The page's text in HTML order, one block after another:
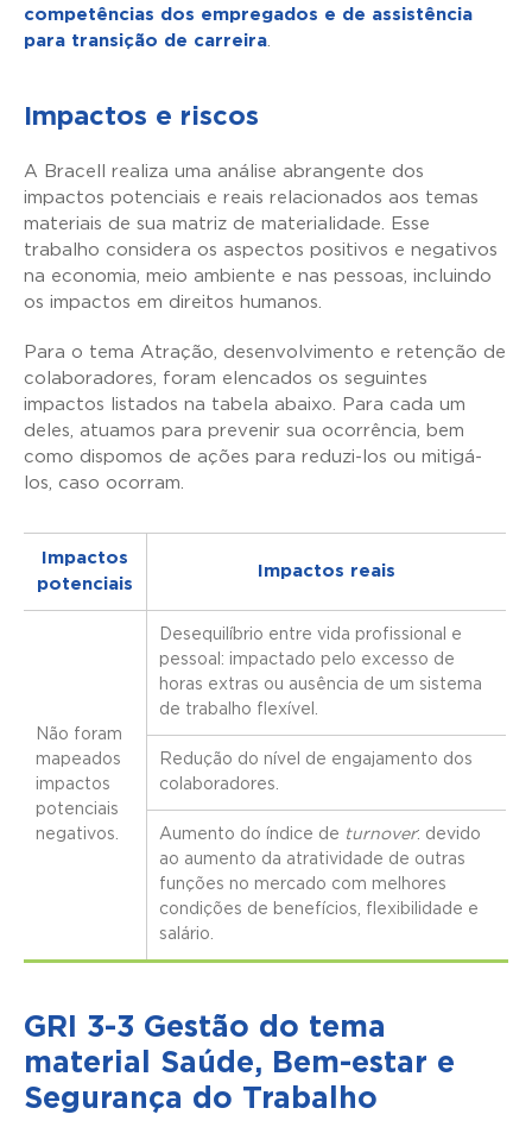
competências dos empregados e de assistência
para transição de carreira
Impactos e riscos
A Bracell realiza uma análise abrangente dos
impactos potenciais e reais relacionados aos temas
materiais de sua matriz de materialidade. Esse
trabalho considera os aspectos positivos e negativos
na economia, meio ambiente e nas pessoas, incluindo
os impactos em direitos humanos.
Para o tema Atração, desenvolvimento e retenção de
colaboradores, foram elencados os seguintes
impactos listados na tabela abaixo. Para cada um
deles, atuamos para prevenir sua ocorrência, bem
como dispomos de ações para reduzi-los ou mitigá-
los, caso ocorram.
Impactos
potenciais
Impactos reais
Não foram
mapeados
impactos
potenciais
negativos.
Desequilíbrio entre vida profissional e
pessoal: impactado pelo excesso de
horas extras ou ausência de um sistema
de trabalho flexível.
Redução do nível de engajamento dos
colaboradores.
Aumento do índice de turnover: devido
ao aumento da atratividade de outras
funções no mercado com melhores
condições de benefícios, flexibilidade e
salário.
GRI 3-3 Gestão do tema
material Saúde, Bem-estar e
Segurança do Trabalho